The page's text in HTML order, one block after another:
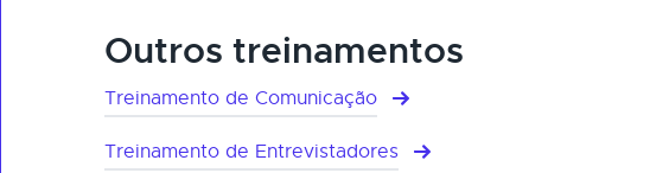
Outros treinamentos
Treinamento de Comunicação
Treinamento de Entrevistadores